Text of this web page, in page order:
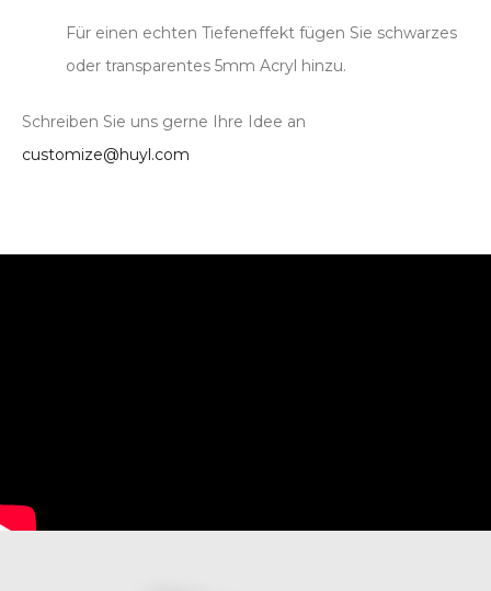
Für einen echten Tiefeneffekt fügen Sie schwarzes
oder transparentes 5mm Acryl hinzu.
Schreiben Sie uns gerne Ihre Idee an
customize@huyl.com